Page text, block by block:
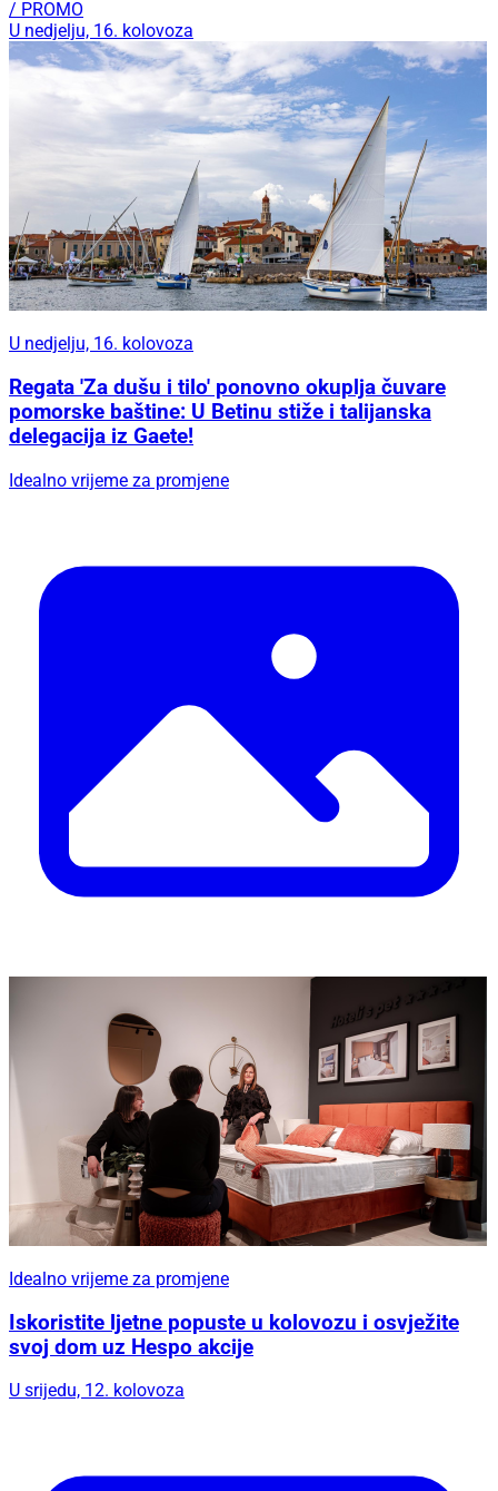
/ PROMO
U nedjelju, 16. kolovoza
U nedjelju, 16. kolovoza
Regata 'Za dušu i tilo' ponovno okuplja čuvare
pomorske baštine: U Betinu stiže i talijanska
delegacija iz Gaete!
Idealno vrijeme za promjene
Idealno vrijeme za promjene
Iskoristite ljetne popuste u kolovozu i osvježite
svoj dom uz Hespo akcije
U srijedu, 12. kolovoza